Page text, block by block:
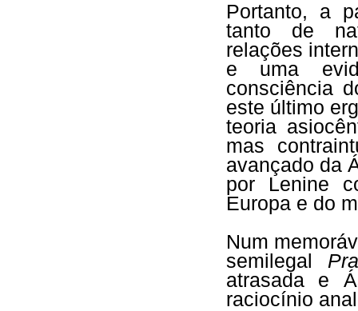
Portanto, a
tanto de
relações
e uma
consciência
este último
teoria
mas
avançado da
por Lenine
Europa e do
Num
semilegal
atrasada e
raciocínio